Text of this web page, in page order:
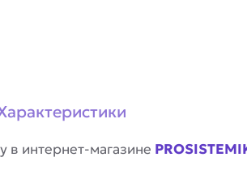
в интернет-магазине